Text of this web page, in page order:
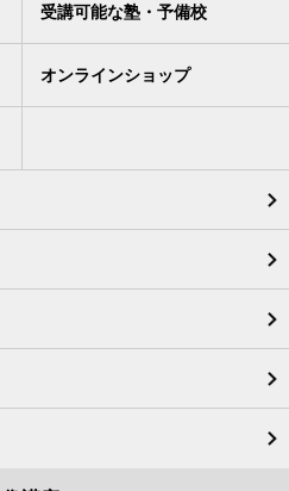
受講可能な塾・予備校
オンラインショップ